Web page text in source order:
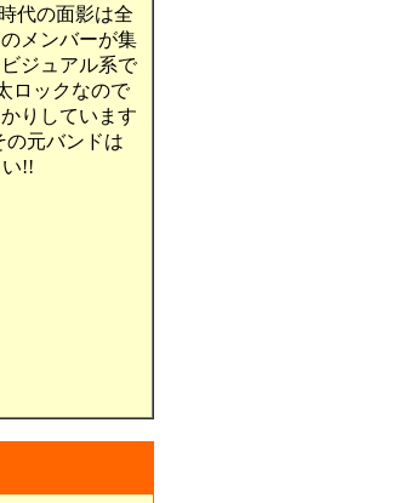
代の面影は全
メンバーが集
ジュアル系で
ロックなので
りしています
元バンドは
!!